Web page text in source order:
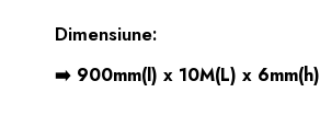
Dimensiune:
➡️ 900mm(l) x 10M(L) x 6mm(h)